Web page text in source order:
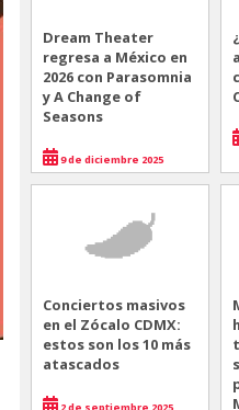
Dream Theater
regresa a México en
2026 con Parasomnia
y A Change of
Seasons
9 de diciembre 2025
Conciertos masivos
en el Zócalo CDMX:
estos son los 10 más
atascados